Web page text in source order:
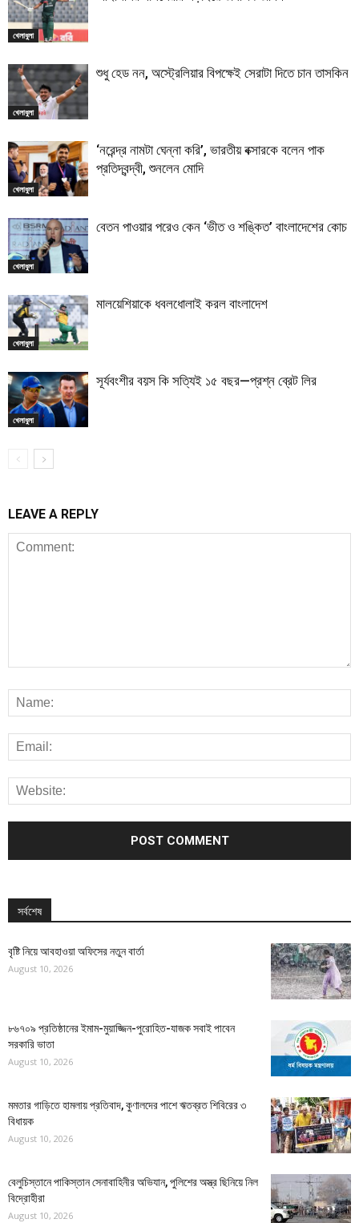
খেলাধুলা
খেলাধুলা
শুধু হেড নন, অস্ট্রেলিয়ার বিপক্ষেই সেরাটা দিতে চান তাসকিন
খেলাধুলা
‘নরেন্দ্র নামটা ঘেন্না করি’, ভারতীয় বক্সারকে বলেন পাক
প্রতিদ্বন্দ্বী, শুনলেন মোদি
খেলাধুলা
বেতন পাওয়ার পরেও কেন ‘ভীত ও শঙ্কিত’ বাংলাদেশের কোচ
খেলাধুলা
মালয়েশিয়াকে ধবলধোলাই করল বাংলাদেশ
খেলাধুলা
সূর্যবংশীর বয়স কি সত্যিই ১৫ বছর—প্রশ্ন ব্রেট লির
LEAVE A REPLY
সর্বশেষ
বৃষ্টি নিয়ে আবহাওয়া অফিসের নতুন বার্তা
August 10, 2026
৮৬৭০৯ প্রতিষ্ঠানের ইমাম-মুয়াজ্জিন-পুরোহিত-যাজক সবাই পাবেন
সরকারি ভাতা
August 10, 2026
মমতার গাড়িতে হামলায় প্রতিবাদ, কুণালদের পাশে ঋতব্রত শিবিরের ৩
বিধায়ক
August 10, 2026
বেলুচিস্তানে পাকিস্তান সেনাবাহিনীর অভিযান, পুলিশের অস্ত্র ছিনিয়ে নিল
বিদ্রোহীরা
August 10, 2026